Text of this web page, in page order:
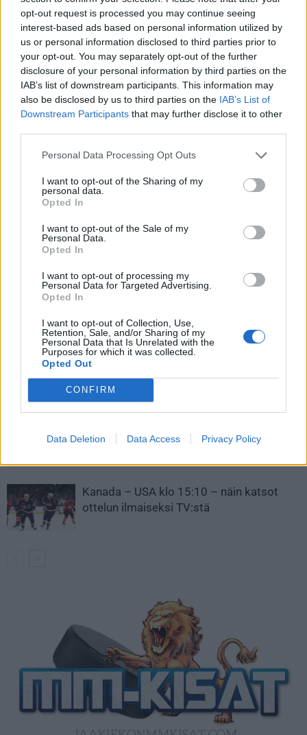
opt-out request is processed you may continue seeing
interest-based ads based on personal information utilized by
us or personal information disclosed to third parties prior to
your opt-out. You may separately opt-out of the further
disclosure of your personal information by third parties on the
IAB’s list of downstream participants. This information may
also be disclosed by us to third parties on the IAB’s List of
Downstream Participants that may further disclose it to other
Personal Data Processing Opt Outs
I want to opt-out of the Sharing of my
personal data.
Opted In
I want to opt-out of the Sale of my
Personal Data.
Opted In
I want to opt-out of processing my
Personal Data for Targeted Advertising.
Opted In
I want to opt-out of Collection, Use,
Retention, Sale, and/or Sharing of my
Personal Data that Is Unrelated with the
Purposes for which it was collected.
Opted Out
CONFIRM
Data Deletion Data Access Privacy Policy
tekemä osuma. TshekkimaalivahtidebytoiNHL:ssä
tammikuussa. Nuorukaisen NHL-debyytti meni myös nappiin,
sillä vahti torjui heti avausottelussaan voiton ja pääsi ottelun
tähdistöön.
Kuva: Hartwallin kyltit
kiskotaan pois Jokereiden
Helsinki Halli Oy
Henrik Haapala tekee tänään
LIITTYVÄT ARTIKKELIT LISÄÄ TEKIJÄLTÄ
Leijonat julkisti ketjut Sveitsi-peliin –
Aleksander Barkov tekee paluun
kaukaloon
divisioonassa – sai samasta tilanteesta
Kanada – USA klo 15:10 – näin katsot
ottelun ilmaiseksi TV:stä